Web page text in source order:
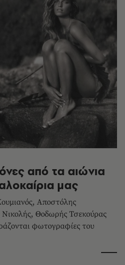
από τα αιώνια
μας
Aποστόλης
Θοδωρής Τσεκούρας
φωτογραφίες του